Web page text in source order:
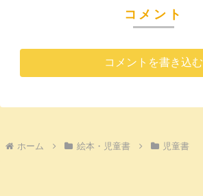
コメント
コメントを書き込む
ホーム 絵本・児童書 児童書